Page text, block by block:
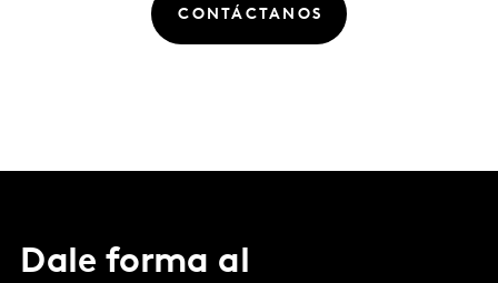
CONTÁCTANOS
Dale forma al